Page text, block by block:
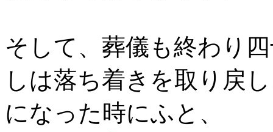
そして、葬儀も終わり
しは落ち着きを取り戻
になった時にふと、